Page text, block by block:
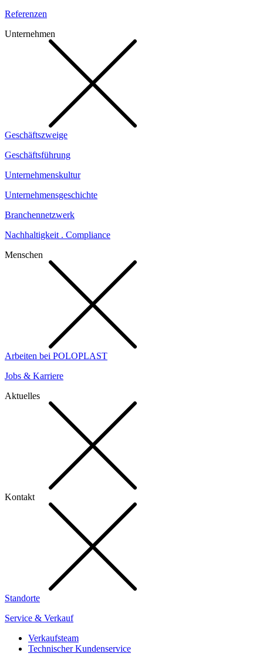
Referenzen
Unternehmen
Geschäftszweige
Geschäftsführung
Unternehmenskultur
Unternehmensgeschichte
Branchennetzwerk
Nachhaltigkeit . Compliance
Menschen
Arbeiten bei POLOPLAST
Jobs & Karriere
Aktuelles
Kontakt
Standorte
Service & Verkauf
Verkaufsteam
Technischer Kundenservice